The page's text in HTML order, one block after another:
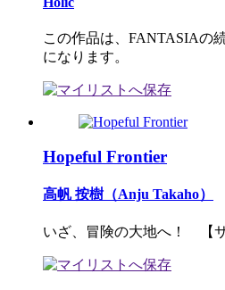
この作品は、FANTASIAの
になります。
Hopeful Frontier
高帆 按樹（Anju Takaho）
いざ、冒険の大地へ！ 【サ